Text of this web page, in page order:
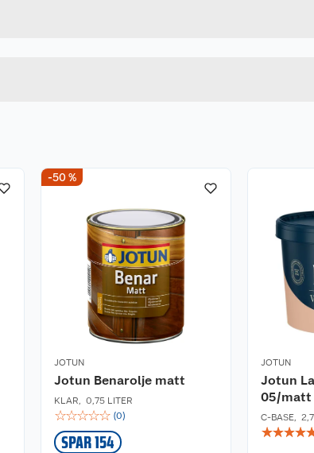
-50 %
JOTUN
Jotun Benarolje matt
KLAR, 0,75 LITER
☆☆☆☆☆ (0)
SPAR 154
JOTUN
Jotun
05/matt
C-BASE,
☆☆☆☆